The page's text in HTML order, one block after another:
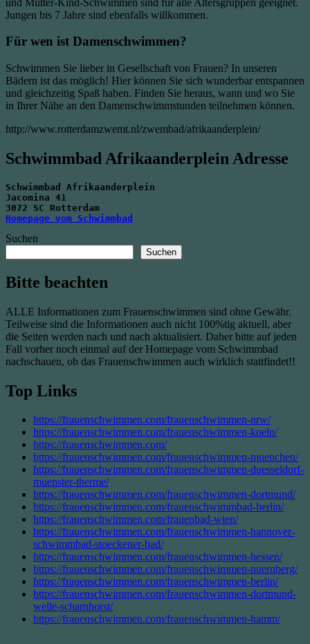
Jungen bis 7 Jahre sind ebenfalls willkommen.
Für wen ist Damen­schwimmen?
Schwimmen Sie lieber in Gesellschaft von Frauen? In unseren
Bädern ist das möglich! Hier können Sie sich wunderbar entspannen
und gleichzeitig Spaß haben. Finden Sie heraus, wann und wo Sie
in Ihrer Nähe an den Damen­schwimm­stunden teilnehmen können.
http://www.rotterdamzwemt.nl/zwembad/afrikaanderplein/
Schwimmbad Afrikaanderplein Adresse
Schwimmbad Afrikaanderplein
Jacomina 41
3072 SC Rotterdam
Homepage vom Schwimmbad
Suchen
Suchen
Bitte beachten
ALLE Informationen zum Frauenschwimmen sind ohne Gewähr.
Teilweise sind die Informationen auch nicht 100%tig aktuell, aber
die Seiten werden nach und nach aktualisiert. Daher bitte auf jeden
Fall vorher noch einmal auf der Homepage vom Schwimmbad
nachschauen, ob das Frauenschwimmen auch wirklich stattfindet!!
Top Links
https://frauenschwimmen.com/frauenschwimmen-nrw/
https://frauenschwimmen.com/frauenschwimmen-koeln/
https://frauenschwimmen.com/
https://frauenschwimmen.com/frauenschwimmen-muenchen/
https://frauenschwimmen.com/frauenschwimmen-duesseldorf-
muenster-therme/
https://frauenschwimmen.com/frauenschwimmen-dortmund/
https://frauenschwimmen.com/frauenschwimmbad-berlin/
https://frauenschwimmen.com/frauenbad-wien/
https://frauenschwimmen.com/frauenschwimmen-hannover-
schwimmbad-stoeckener-bad/
https://frauenschwimmen.com/frauenschwimmen-hessen/
https://frauenschwimmen.com/frauenschwimmen-nuernberg/
https://frauenschwimmen.com/frauenschwimmen-berlin/
https://frauenschwimmen.com/frauenschwimmen-dortmund-
welle-scharnhorst/
https://frauenschwimmen.com/frauenschwimmen-hamm/